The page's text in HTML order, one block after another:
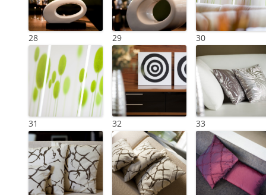
28 29 30
31 32 33